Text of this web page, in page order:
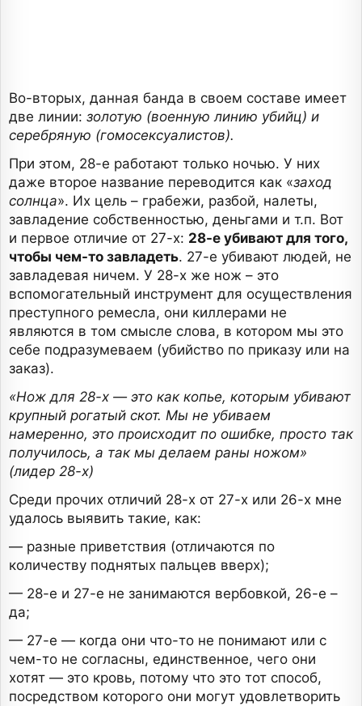
Во-вторых, данная банда в своем составе имеет
две линии: золотую (военную линию убийц) и
серебряную (гомосексуалистов).
При этом, 28-е работают только ночью. У них
даже второе название переводится как «заход
солнца». Их цель – грабежи, разбой, налеты,
завладение собственностью, деньгами и т.п. Вот
и первое отличие от 27-х: 28-е убивают для того,
чтобы чем-то завладеть. 27-е убивают людей, не
завладевая ничем. У 28-х же нож – это
вспомогательный инструмент для осуществления
преступного ремесла, они киллерами не
являются в том смысле слова, в котором мы это
себе подразумеваем (убийство по приказу или на
заказ).
«Нож для 28-х — это как копье, которым убивают
крупный рогатый скот. Мы не убиваем
намеренно, это происходит по ошибке, просто так
получилось, а так мы делаем раны ножом»
(лидер 28-х)
Среди прочих отличий 28-х от 27-х или 26-х мне
удалось выявить такие, как:
— разные приветствия (отличаются по
количеству поднятых пальцев вверх);
— 28-е и 27-е не занимаются вербовкой, 26-е –
да;
— 27-е — когда они что-то не понимают или с
чем-то не согласны, единственное, чего они
хотят — это кровь, потому что это тот способ,
посредством которого они могут удовлетворить